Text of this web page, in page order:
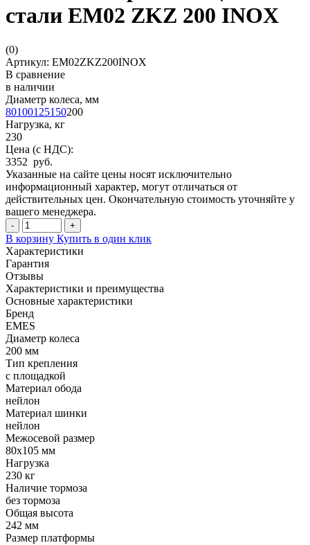
стали EM02 ZKZ 200 INOX
(0)
Артикул: EM02ZKZ200INOX
В сравнение
в наличии
Диаметр колеса, мм
80100125150200
Нагрузка, кг
230
Цена (с НДС):
3352 руб.
Указанные на сайте цены носят исключительно
информационный характер, могут отличаться от
действительных цен. Окончательную стоимость уточняйте у
вашего менеджера.
- +
В корзину Купить в один клик
Характеристики
Гарантия
Отзывы
Характеристики и преимущества
Основные характеристики
Бренд
EMES
Диаметр колеса
200 мм
Тип крепления
с площадкой
Материал обода
нейлон
Материал шинки
нейлон
Межосевой размер
80x105 мм
Нагрузка
230 кг
Наличие тормоза
без тормоза
Общая высота
242 мм
Размер платформы